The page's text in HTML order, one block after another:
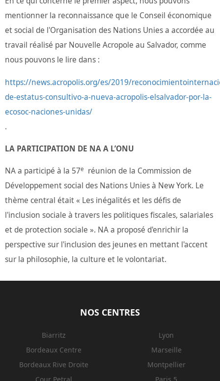
mentionner la reconnaissance que le Conseil économique
et social de l'Organisation des Nations Unies a accordée au
travail réalisé par Nouvelle Acropole au Salvador, comme
nous pouvons le lire dans :
https://news.acropolis.org/es/2019/
de-estatus-consultivo-a-nueva-acropolis-elsalvador-por-la-
ecosoc-naciones-unidas/
.
LA PARTICIPATION DE NA A L’ONU
NA a participé à la 57e
réunion de la Commission de
Développement social des Nations Unies à New York. Le
thème central était « Les inégalités et les défis de
l'inclusion sociale à travers les politiques fiscales, salariales
et de protection sociale ». NA a proposé d'enrichir la
perspective sur l'inclusion des jeunes en mettant l'accent
sur la philosophie, la culture et le volontariat.
NOS CENTRES
Biarritz
Bordeaux Centre
Bordeaux Rive Droite
Lyon
Marseille
Montpellier